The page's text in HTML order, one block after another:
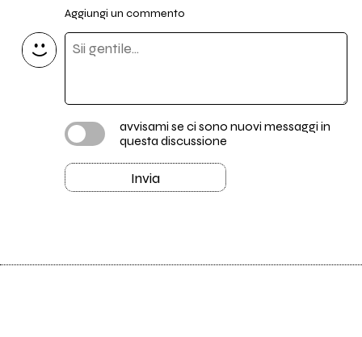
Aggiungi un commento
avvisami se ci sono nuovi messaggi in
questa discussione
Invia